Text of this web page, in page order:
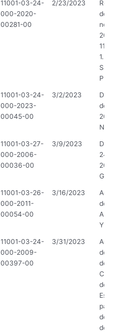
11001-03-24-
000-2020-
00281-00
2/23/2023
de
1.2
11001-03-24-
000-2023-
00045-00
3/2/2023
de
11001-03-27-
000-2006-
00036-00
3/9/2023
24
11001-03-26-
000-2011-
00054-00
3/16/2023
de
Y
11001-03-24-
000-2009-
00397-00
3/31/2023
de
del
del
de
de